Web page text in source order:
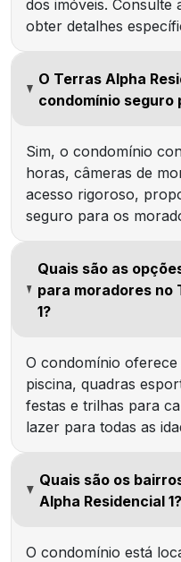
dos imóveis. Consulte
obter detalhes
O Terras Alpha
condomínio seguro
Sim, o condomínio
horas, câmeras de
acesso rigoroso,
seguro para os
Quais são as
para moradores no
1?
O condomínio
piscina, quadras
festas e trilhas para
lazer para todas as
Quais são os
Alpha Residencial 1?
O condomínio está